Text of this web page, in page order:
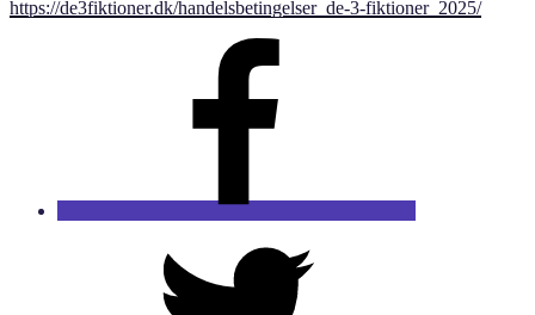
https://de3fiktioner.dk/handelsbetingelser_de-3-fiktioner_2025/